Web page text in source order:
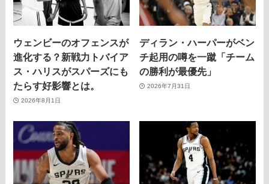
ウェンビーのオフェンスが
進化する？新戦力トバイア
ス・ハリスがスパーズにも
たらす好影響とは。
2026年8月1日
ディラン・ハーパーがベン
チ起用の噂を一蹴「チーム
の勝利が最優先」
2026年7月31日